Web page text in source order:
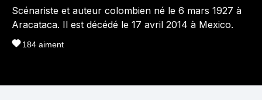
Scénariste et auteur colombien né le 6 mars 1927 à
Aracataca. Il est décédé le 17 avril 2014 à Mexico.
184 aiment